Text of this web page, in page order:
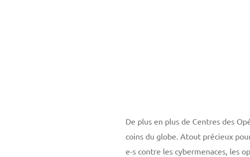
De plus en plus de Centres des
coins du globe. Atout précieux
e-s contre les cybermenaces, les